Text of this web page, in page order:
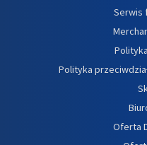
Serwis
Polityka
Oferta